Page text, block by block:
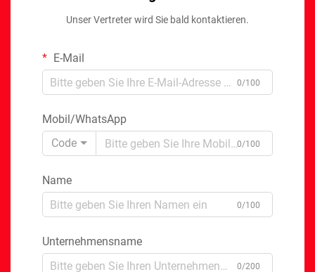
Unser Vertreter wird Sie bald kontaktieren.
E-Mail
0/100
Mobil/WhatsApp
Code
0/100
Name
0/100
Unternehmensname
0/200